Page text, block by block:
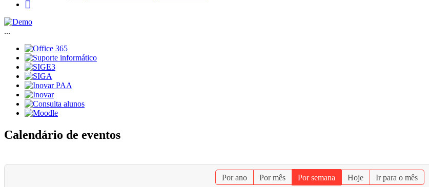
...
Calendário de eventos
Por ano Por mês Por semana Hoje Ir para o mês